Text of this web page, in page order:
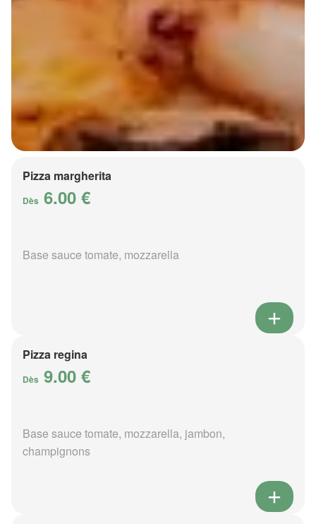
Pizza margherita
Dès 6.00 €
Base sauce tomate, mozzarella
Pizza regina
Dès 9.00 €
Base sauce tomate, mozzarella, jambon,
champignons